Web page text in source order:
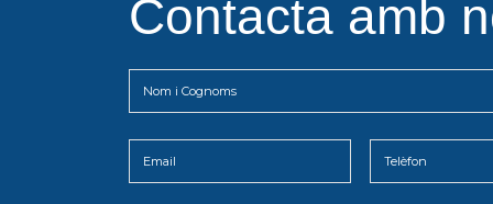
Contacta amb